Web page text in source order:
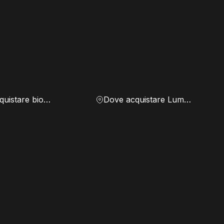
Dove acquistare biomassa Dove acquistare Lumen